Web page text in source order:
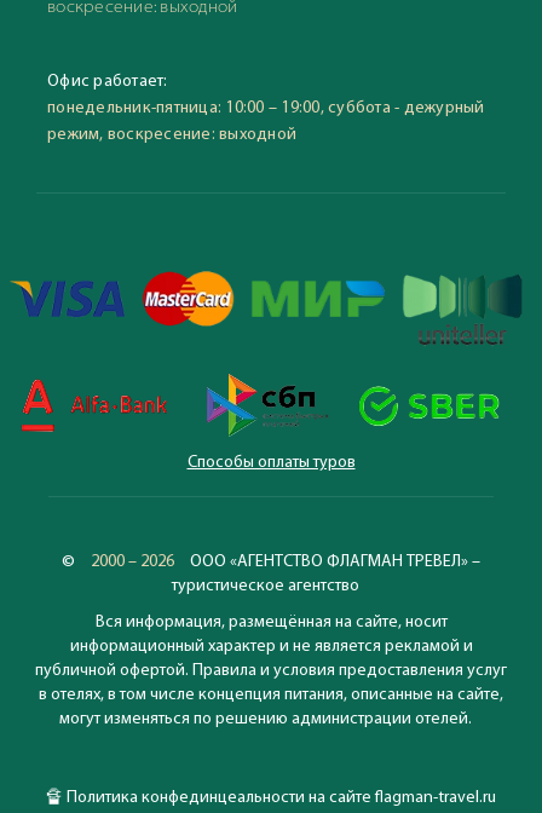
воскресение: выходной
Офис работает:
понедельник-пятница: 10:00 – 19:00, суббота - дежурный
режим, воскресение: выходной
Способы оплаты туров
© 2000 – 2026
ООО «АГЕНТСТВО ФЛАГМАН ТРЕВЕЛ» –
туристическое агентство
Вся информация, размещённая на сайте, носит
информационный характер и не является рекламой и
публичной офертой. Правила и условия предоставления услуг
в отелях, в том числе концепция питания, описанные на сайте,
могут изменяться по решению администрации отелей.
🔏 Политика конфединцеальности на сайте flagman-travel.ru